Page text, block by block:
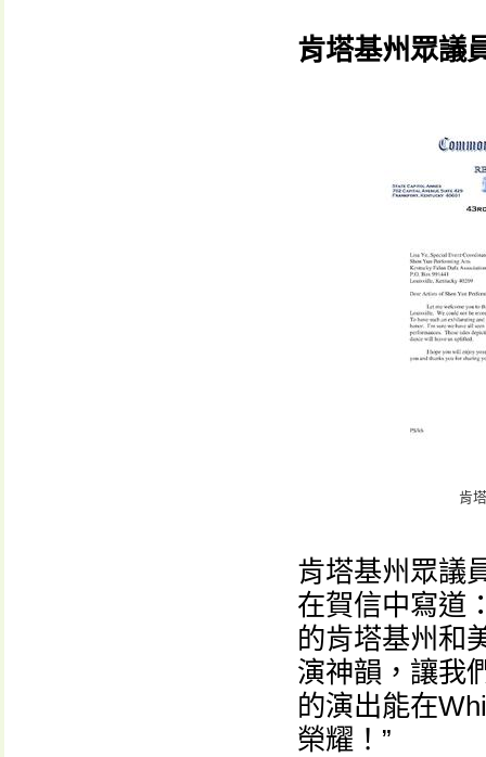
肯塔基州眾議
肯
肯塔基州眾議
在賀信中寫道
的肯塔基州和
演神韻，讓我
的演出能在
榮耀！”